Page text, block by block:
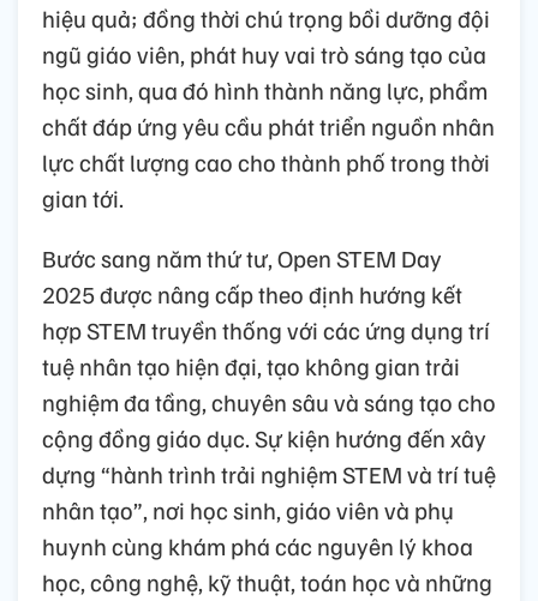
hiệu quả; đồng thời chú trọng bồi dưỡng đội
ngũ giáo viên, phát huy vai trò sáng tạo của
học sinh, qua đó hình thành năng lực, phẩm
chất đáp ứng yêu cầu phát triển nguồn nhân
lực chất lượng cao cho thành phố trong thời
gian tới.
Bước sang năm thứ tư, Open STEM Day
2025 được nâng cấp theo định hướng kết
hợp STEM truyền thống với các ứng dụng trí
tuệ nhân tạo hiện đại, tạo không gian trải
nghiệm đa tầng, chuyên sâu và sáng tạo cho
cộng đồng giáo dục. Sự kiện hướng đến xây
dựng “hành trình trải nghiệm STEM và trí tuệ
nhân tạo”, nơi học sinh, giáo viên và phụ
huynh cùng khám phá các nguyên lý khoa
học, công nghệ, kỹ thuật, toán học và những